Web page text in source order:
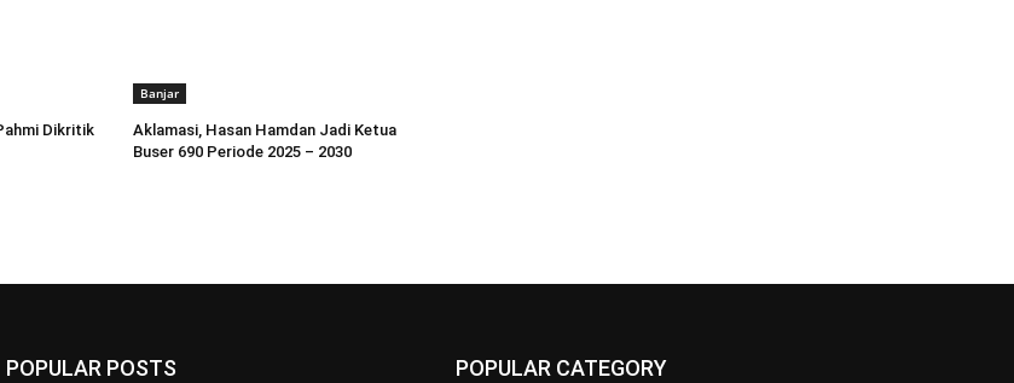
Dikritik
Banjar
Aklamasi, Hasan Hamdan Jadi Ketua
Buser 690 Periode 2025 – 2030
POPULAR POSTS POPULAR CATEGORY